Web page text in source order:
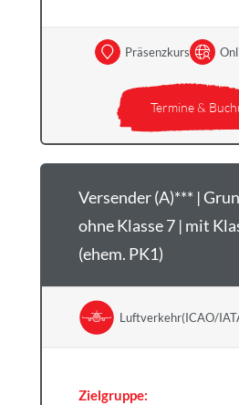
Termine &
Präsenzkurs
Versender (A)*** |
ohne Klasse 7 | mit
(ehem. PK1)
Luftverkehr(ICAO/
Zielgruppe: